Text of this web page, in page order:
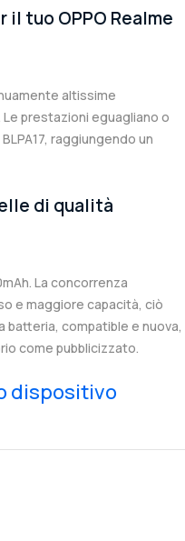
tuo OPPO Realme
altissime
prestazioni eguagliano o
raggiungendo un
di qualità
La concorrenza
e maggiore capacità, ciò
batteria, compatible e nuova,
come pubblicizzato.
dispositivo